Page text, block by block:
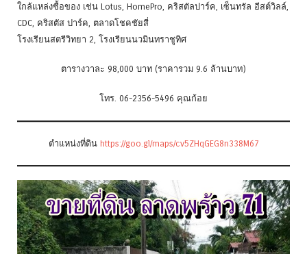
ใกล้แหล่งซื้อของ เช่น Lotus, HomePro, คริสตัลปาร์ค, เซ็นทรัล อีสต์วิลล์,
CDC, คริสตัส ปาร์ค, ตลาดโชคชัยสี่
โรงเรียนสตรีวิทยา 2, โรงเรียนนวมินทราชูทิศ
ตารางวาละ 98,000 บาท (ราคารวม 9.6 ล้านบาท)
โทร. 06-2356-5496 คุณก้อย
ตำแหน่งที่ดิน https://goo.gl/maps/cv5ZHqGEG8n338M67